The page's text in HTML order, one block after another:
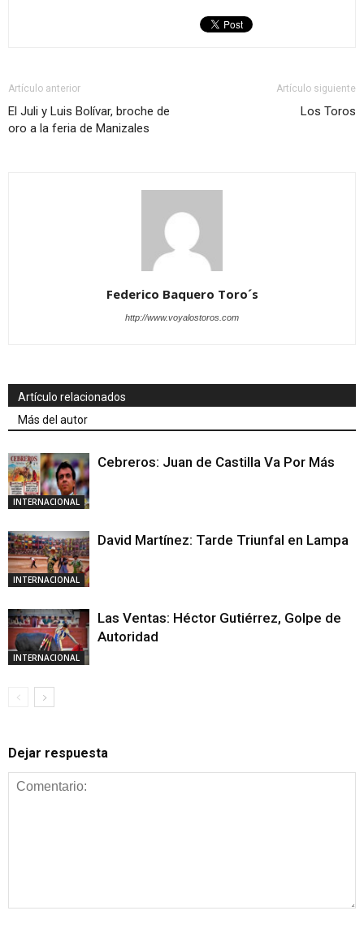
Artículo anterior
El Juli y Luis Bolívar, broche de
oro a la feria de Manizales
Artículo siguiente
Los Toros
Federico Baquero Toro´s
http://www.voyalostoros.com
Artículo relacionados
Más del autor
INTERNACIONAL
Cebreros: Juan de Castilla Va Por Más
INTERNACIONAL
David Martínez: Tarde Triunfal en Lampa
INTERNACIONAL
Las Ventas: Héctor Gutiérrez, Golpe de
Autoridad
Dejar respuesta